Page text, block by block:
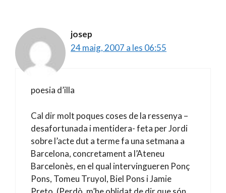
josep
24 maig, 2007 a les 06:55
poesia d’illa
Cal dir molt poques coses de la ressenya –
desafortunada i mentidera- feta per Jordi
sobre l’acte dut a terme fa una setmana a
Barcelona, concretament a l’Ateneu
Barcelonès, en el qual intervingueren Ponç
Pons, Tomeu Truyol, Biel Pons i Jamie